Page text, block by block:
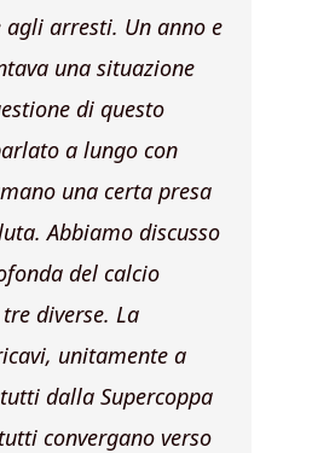
agli arresti. Un anno e
una situazione
di questo
a lungo con
una certa presa
Abbiamo discusso
del calcio
diverse. La
unitamente a
dalla Supercoppa
convergano verso